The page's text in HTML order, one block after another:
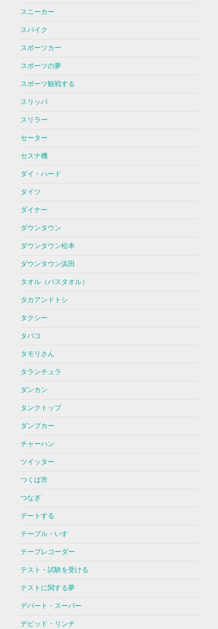
スニーカー
スパイク
スポーツカー
スポーツの夢
スポーツ観戦する
スリッパ
スリラー
セーター
セスナ機
ダイ・ハード
タイツ
ダイナー
ダウンタウン
ダウンタウン松本
ダウンタウン浜田
タオル（バスタオル）
タカアンドトシ
タクシー
タバコ
タモリさん
タランチュラ
ダンカン
タンクトップ
ダンプカー
チャーハン
ツイッター
つくば市
つなぎ
デートする
テーブル・いす
テープレコーダー
テスト・試験を受ける
テストに関する夢
デパート・スーパー
デビッド・リンチ